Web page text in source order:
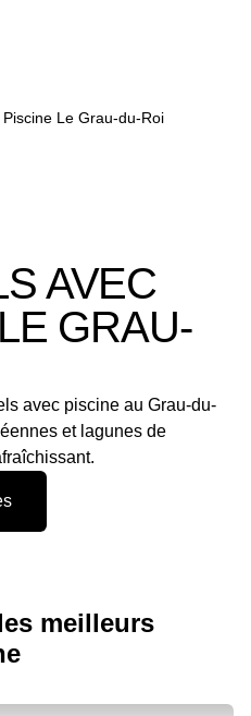
Piscine Le Grau-du-Roi
AVEC
GRAU-
avec piscine au Grau-du-
et lagunes de
meilleurs